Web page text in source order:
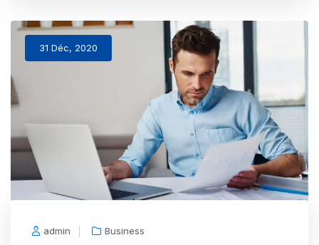
31 Déc, 2020
admin Business